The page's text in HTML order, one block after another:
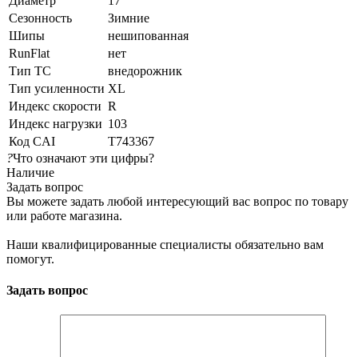
Сезонность
Зимние
Шипы
нешипованная
RunFlat
нет
Тип ТС
внедорожник
Тип усиленности XL
Индекс скорости R
Индекс нагрузки 103
Код CAI
T743367
?Что означают эти цифры?
Наличие
Задать вопрос
Вы можете задать любой интересующий вас вопрос по товару
или работе магазина.
Наши квалифицированные специалисты обязательно вам
помогут.
Задать вопрос